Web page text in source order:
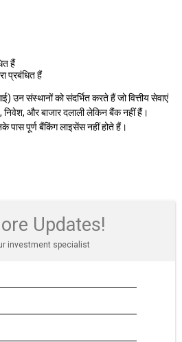
हैं
प्रबंधित हैं
उन संस्थानों को संदर्भित करते हैं जो वित्तीय सेवाएं
, निवेश, और बाजार दलाली लेकिन बैंक नहीं हैं।
पास पूर्ण बैंकिंग लाइसेंस नहीं होते हैं।
Updates!
investment specialist